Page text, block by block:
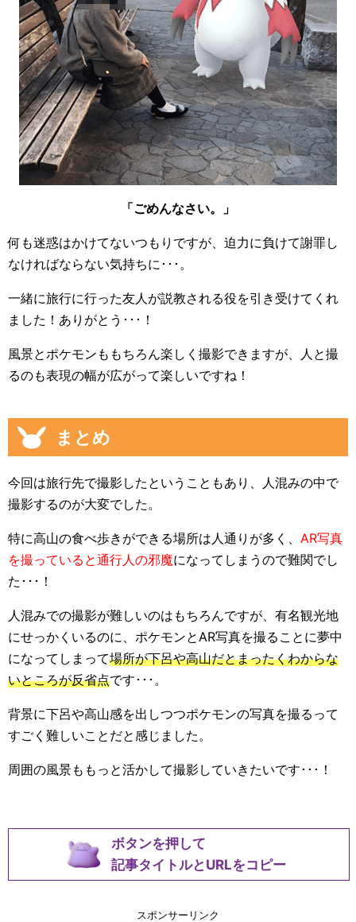
「ごめんなさい。」
何も迷惑はかけてないつもりですが、迫力に負けて謝罪し
なければならない気持ちに･･･。
一緒に旅行に行った友人が説教される役を引き受けてくれ
ました！ありがとう･･･！
風景とポケモンももちろん楽しく撮影できますが、人と撮
るのも表現の幅が広がって楽しいですね！
まとめ
今回は旅行先で撮影したということもあり、人混みの中で
撮影するのが大変でした。
特に高山の食べ歩きができる場所は人通りが多く、 AR写真
を撮っていると通行人の邪魔になってしまうので難関でし
た･･･！
人混みでの撮影が難しいのはもちろんですが、有名観光地
にせっかくいるのに、ポケモンとAR写真を撮ることに夢中
になってしまって場所が下呂や高山だとまったくわからな
いところが反省点です･･･。
背景に下呂や高山感を出しつつポケモンの写真を撮るって
すごく難しいことだと感じました。
周囲の風景ももっと活かして撮影していきたいです･･･！
ボタンを押して
記事タイトルとURLをコピー
スポンサーリンク